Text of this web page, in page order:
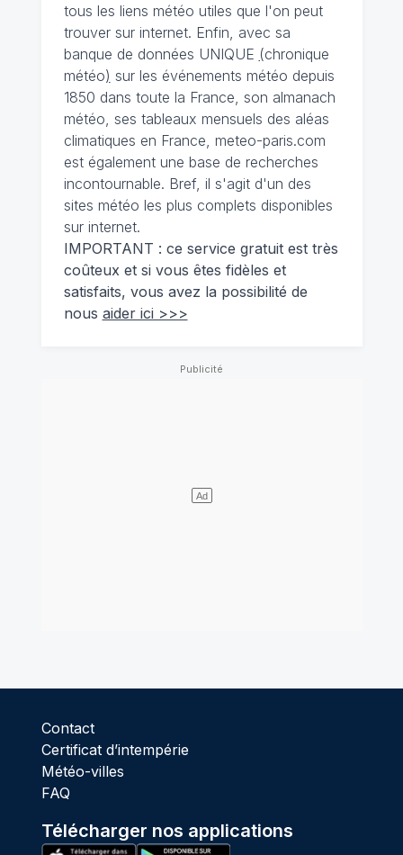
tous les liens météo utiles que l'on peut
trouver sur internet. Enfin, avec sa
banque de données UNIQUE (chronique
météo) sur les événements météo depuis
1850 dans toute la France, son almanach
météo, ses tableaux mensuels des aléas
climatiques en France, meteo-paris.com
est également une base de recherches
incontournable. Bref, il s'agit d'un des
sites météo les plus complets disponibles
sur internet.
IMPORTANT : ce service gratuit est très
coûteux et si vous êtes fidèles et
satisfaits, vous avez la possibilité de
nous aider ici >>>
Contact
Certificat d’intempérie
Météo-villes
FAQ
Télécharger nos applications